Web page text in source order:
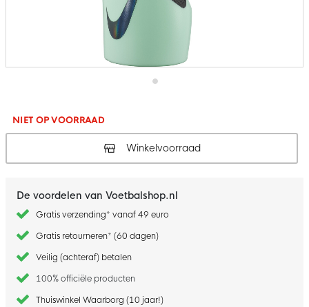
hetNIET OP VOORRAAD
Winkelvoorraad
De voordelen van Voetbalshop.nl
Gratis verzending* vanaf 49 euro
Gratis retourneren* (60 dagen)
Veilig (achteraf) betalen
100% officiële producten
Thuiswinkel Waarborg (10 jaar!)